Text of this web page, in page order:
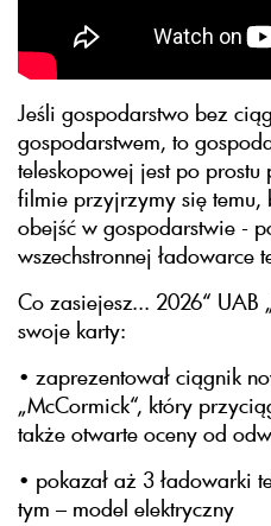
Jeśli gospodarstwo bez
gospodarstwem, to
teleskopowej jest po
filmie przyjrzymy się temu,
obejść w gospodarstwie -
wszechstronnej ładowarce
Co zasiejesz... 2026“ UAB
swoje karty:
• zaprezentował ciągnik
„McCormick“, który
także otwarte oceny od
• pokazał aż 3 ładowarki
tym – model elektryczny